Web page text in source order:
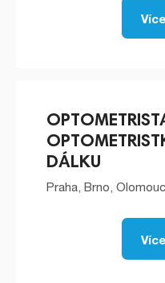
DÁLKU
Praha, Brno, Olomouc